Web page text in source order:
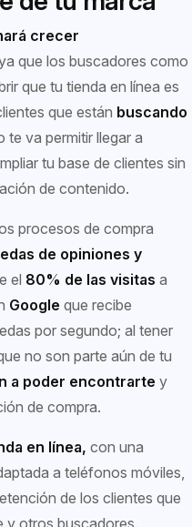
crecer
que los buscadores como
que tu tienda en línea es
que están buscando
te va permitir llegar a
tu base de clientes sin
de contenido.
procesos de compra
de opiniones y
el 80% de las visitas a
Google que recibe
por segundo; al tener
no son parte aún de tu
a poder encontrarte y
de compra.
en línea, con una
a teléfonos móviles,
de los clientes que
y otros buscadores.